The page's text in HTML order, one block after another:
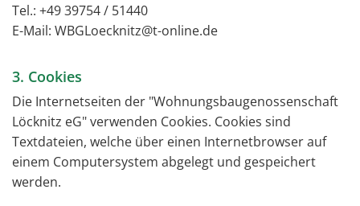
Tel.: +49 39754 / 51440
E-Mail: WBGLoecknitz@t-online.de
3. Cookies
Die Internetseiten der "Wohnungsbaugenossenschaft
Löcknitz eG" verwenden Cookies. Cookies sind
Textdateien, welche über einen Internetbrowser auf
einem Computersystem abgelegt und gespeichert
werden.